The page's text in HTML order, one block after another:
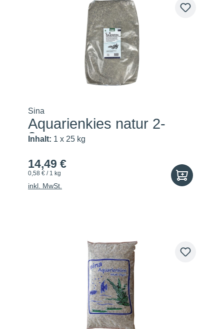
Sina
Aquarienkies natur 2-
3mm
Inhalt: 1 x 25 kg
14,49 €
0,58 € / 1 kg
inkl. MwSt.